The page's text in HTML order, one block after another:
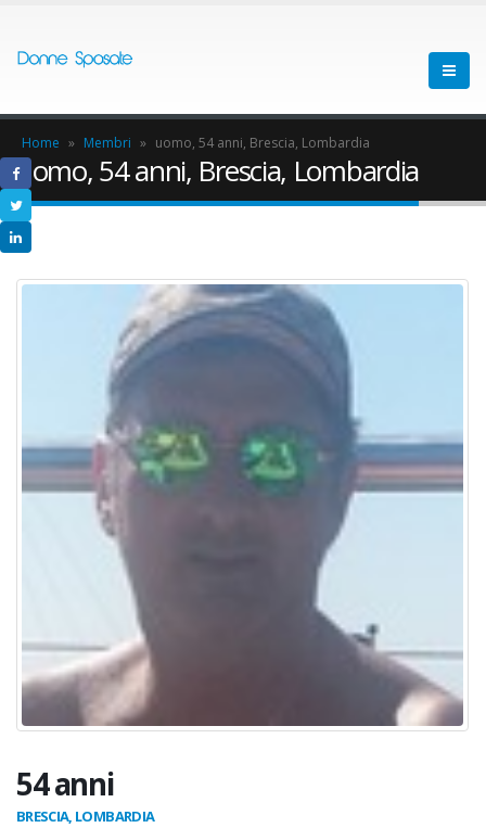
Home » Membri » uomo, 54 anni, Brescia, Lombardia
uomo, 54 anni, Brescia, Lombardia
54 anni
BRESCIA, LOMBARDIA